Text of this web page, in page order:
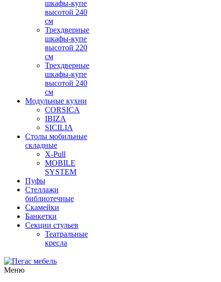
шкафы-купе
высотой 240
см
Трехдверные
шкафы-купе
высотой 220
см
Трехдверные
шкафы-купе
высотой 240
см
Модульные кухни
CORSICA
IBIZA
SICILIA
Столы мобильные
складные
X-Pull
MOBILE
SYSTEM
Пуфы
Стеллажи
библиотечные
Скамейки
Банкетки
Секции стульев
Театральные
кресла
Меню